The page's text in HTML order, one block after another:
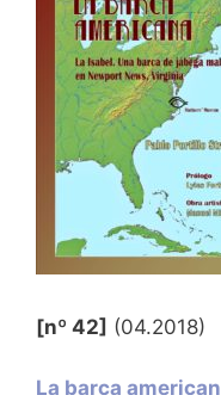
[nº 42] (04.2018)
La barca